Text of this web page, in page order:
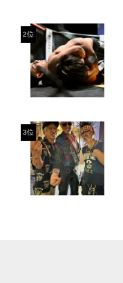
2位
3位